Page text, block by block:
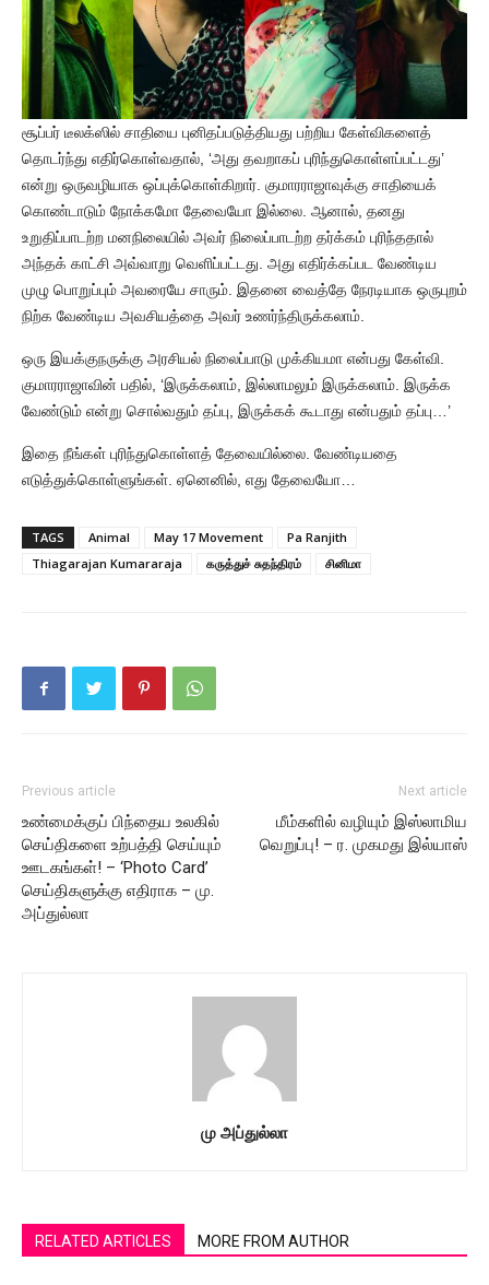
சூப்பர் டீலக்ஸில் சாதியை புனிதப்படுத்தியது பற்றிய கேள்விகளைத்
தொடர்ந்து எதிர்கொள்வதால், ‘அது தவறாகப் புரிந்துகொள்ளப்பட்டது’
என்று ஒருவழியாக ஒப்புக்கொள்கிறார். குமாரராஜாவுக்கு சாதியைக்
கொண்டாடும் நோக்கமோ தேவையோ இல்லை. ஆனால், தனது
உறுதிப்பாடற்ற மனநிலையில் அவர் நிலைப்பாடற்ற தர்க்கம் புரிந்ததால்
அந்தக் காட்சி அவ்வாறு வெளிப்பட்டது. அது எதிர்க்கப்பட வேண்டிய
முழு பொறுப்பும் அவரையே சாரும். இதனை வைத்தே நேரடியாக ஒருபுறம்
நிற்க வேண்டிய அவசியத்தை அவர் உணர்ந்திருக்கலாம்.
ஒரு இயக்குநருக்கு அரசியல் நிலைப்பாடு முக்கியமா என்பது கேள்வி.
குமாரராஜாவின் பதில், ‘இருக்கலாம், இல்லாமலும் இருக்கலாம். இருக்க
வேண்டும் என்று சொல்வதும் தப்பு, இருக்கக் கூடாது என்பதும் தப்பு…’
இதை நீங்கள் புரிந்துகொள்ளத் தேவையில்லை. வேண்டியதை
எடுத்துக்கொள்ளுங்கள். ஏனெனில், எது தேவையோ…
TAGS Animal May 17 Movement
Pa Ranjith
Thiagarajan Kumararaja
கருத்துச் சுதந்திரம் சினிமா
Previous article
உண்மைக்குப் பிந்தைய உலகில்
செய்திகளை உற்பத்தி செய்யும்
ஊடகங்கள்! – ‘Photo Card’
செய்திகளுக்கு எதிராக – மு.
அப்துல்லா
Next article
மீம்களில் வழியும் இஸ்லாமிய
வெறுப்பு! – ர. முகமது இல்யாஸ்
மு அப்துல்லா
RELATED ARTICLES MORE FROM AUTHOR